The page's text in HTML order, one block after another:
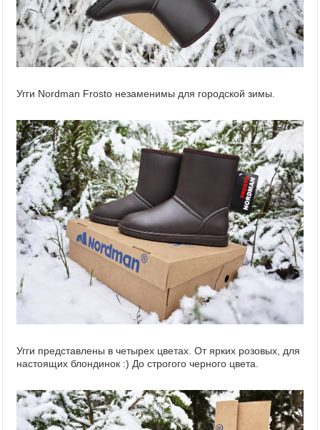
Угги Nordman Frosto незаменимы для городской зимы.
Угги представлены в четырех цветах. От ярких розовых, для
настоящих блондинок :) До строгого черного цвета.